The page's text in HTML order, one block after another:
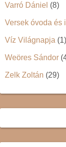
Varró Dániel (8)
Versek óvoda és
Víz Világnapja (1)
Weöres Sándor
Zelk Zoltán (29)